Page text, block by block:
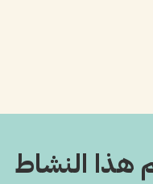
هذا النشاط